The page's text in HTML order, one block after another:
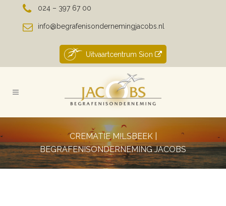
024 – 397 67 00
info@begrafenisondernemingjacobs.nl
Uitvaartcentrum Sion
CREMATIE MILSBEEK |
BEGRAFENISONDERNEMING JACOBS